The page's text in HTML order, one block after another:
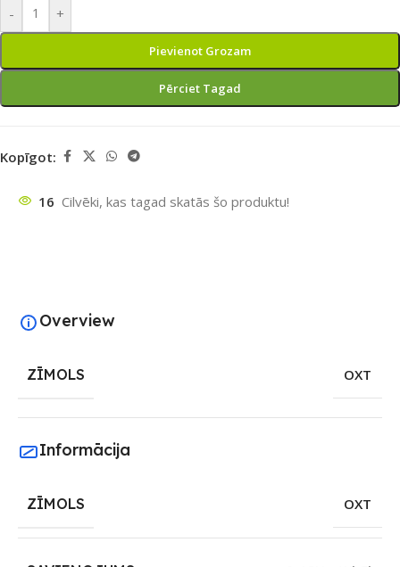
- +
Pievienot Grozam
Pērciet Tagad
Kopīgot:
16 Cilvēki, kas tagad skatās šo produktu!
Overview
ZĪMOLS OXT
Informācija
ZĪMOLS OXT